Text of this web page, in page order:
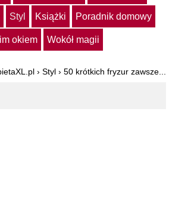
Styl Książki Poradnik domowy
okiem Wokół magii
› Styl › 50 krótkich fryzur zawsze...